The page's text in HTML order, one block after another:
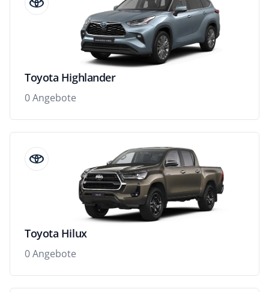
Toyota Highlander
0 Angebote
Toyota Hilux
0 Angebote